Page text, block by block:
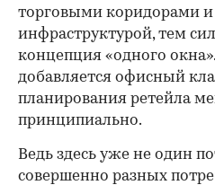
торговыми коридорами
инфраструктурой, тем
концепция «одного
добавляется офисный
планирования ретейла
принципиально.
Ведь здесь уже не один
совершенно разных